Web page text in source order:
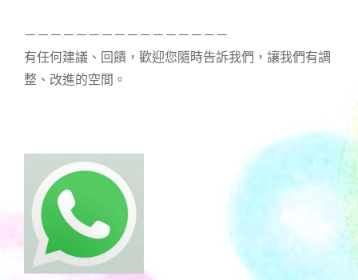
－－－－－－－－－－－－－－－－
有任何建議、回饋，歡迎您隨時告訴我們，讓我們有調
整、改進的空間。